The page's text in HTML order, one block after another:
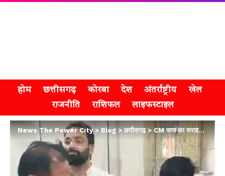
होम छत्तीसगढ़ कोरबा देश अंतर्राष्ट्रीय
खेल
राजनीति
राशिफल लाइफस्टाइल
News The Power City>Blog>छत्तीसगढ़> CM साय का सराहनीय कदम: मनोविकास केंद्र में बच्चों से की बातचीत, सुविधाओं के विकास पर जोर